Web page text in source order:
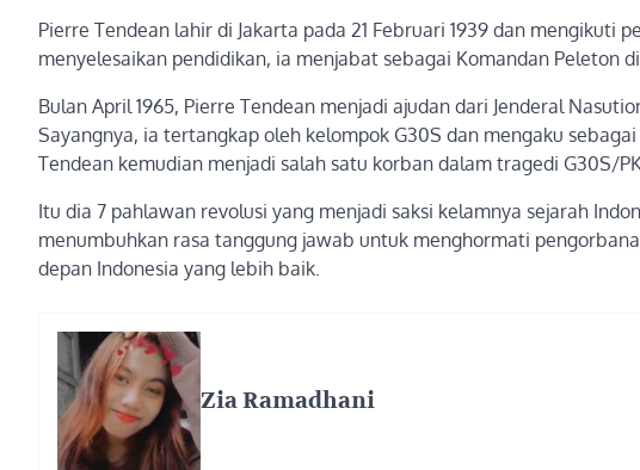
Pierre Tendean lahir di Jakarta pada 21 Februari 1939 dan mengikuti
menyelesaikan pendidikan, ia menjabat sebagai Komandan Peleton
Bulan April 1965, Pierre Tendean menjadi ajudan dari Jenderal
Sayangnya, ia tertangkap oleh kelompok G30S dan mengaku
Tendean kemudian menjadi salah satu korban dalam tragedi G30S/
Itu dia 7 pahlawan revolusi yang menjadi saksi kelamnya sejarah
menumbuhkan rasa tanggung jawab untuk menghormati
depan Indonesia yang lebih baik.
Zia Ramadhani